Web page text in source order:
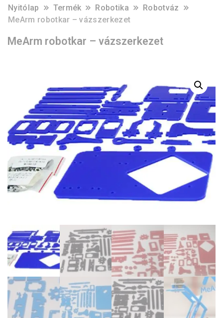
Nyitólap Termék Robotika
Robotváz
MeArm robotkar – vázszerkezet
MeArm robotkar – vázszerkezet